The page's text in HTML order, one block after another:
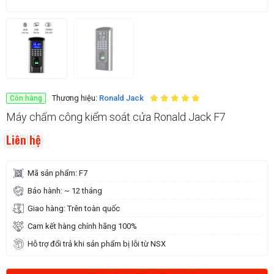
Còn hàng Thương hiệu: Ronald Jack
Máy chấm công kiểm soát cửa Ronald Jack F7
Liên hệ
Mã sản phẩm: F7
Bảo hành: ~ 12 tháng
Giao hàng: Trên toàn quốc
Cam kết hàng chính hãng 100%
Hỗ trợ đổi trả khi sản phẩm bị lỗi từ NSX